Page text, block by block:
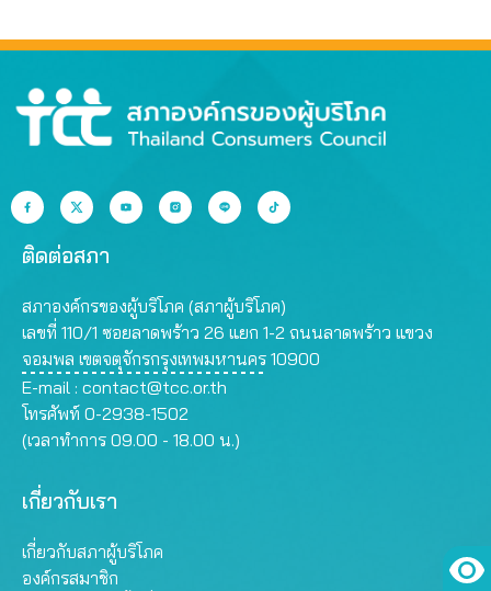
ติดต่อสภา
สภาองค์กรของผู้บริโภค (สภาผู้บริโภค)
เลขที่ 110/1 ซอยลาดพร้าว 26 แยก 1-2 ถนนลาดพร้าว แขวง
จอมพล เขตจตุจักรกรุงเทพมหานคร 10900
E-mail : contact@tcc.or.th
โทรศัพท์ 0-2938-1502
(เวลาทำการ 09.00 - 18.00 น.)
เกี่ยวกับเรา
เกี่ยวกับสภาผู้บริโภค
องค์กรสมาชิก